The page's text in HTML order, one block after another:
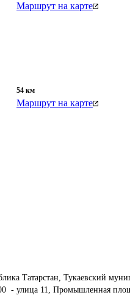
Маршрут на карте
54 км
Маршрут на карте
Татарстан, Тукаевский
- улица 11, Промышленная